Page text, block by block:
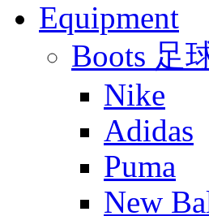
Equipment
Boots 足
Nike
Adidas
Puma
New